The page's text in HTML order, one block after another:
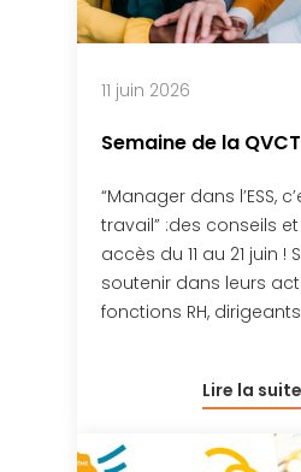
11 juin 2026
Semaine de la QVCT
“Manager dans l’ESS,
travail” :des conseils
accès du 11 au 21 juin !
soutenir dans leurs
fonctions RH,
Lire la suite